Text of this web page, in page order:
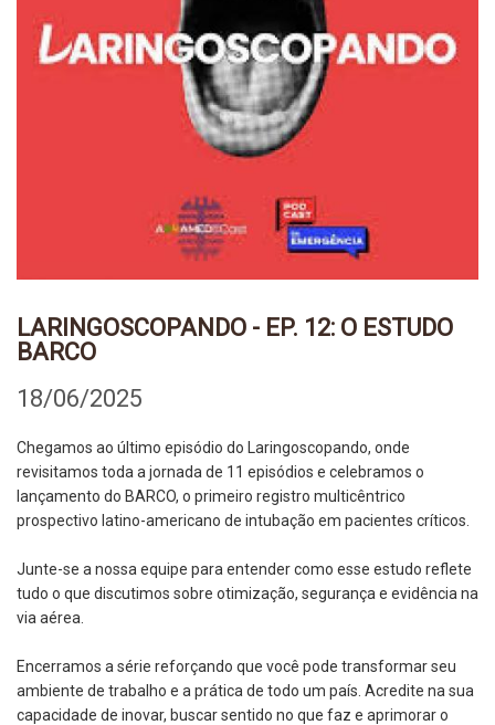
LARINGOSCOPANDO - EP. 12: O ESTUDO
BARCO
18/06/2025
Chegamos ao último episódio do Laringoscopando, onde
revisitamos toda a jornada de 11 episódios e celebramos o
lançamento do BARCO, o primeiro registro multicêntrico
prospectivo latino-americano de intubação em pacientes críticos.
Junte-se a nossa equipe para entender como esse estudo reflete
tudo o que discutimos sobre otimização, segurança e evidência na
via aérea.
Encerramos a série reforçando que você pode transformar seu
ambiente de trabalho e a prática de todo um país. Acredite na sua
capacidade de inovar, buscar sentido no que faz e aprimorar o